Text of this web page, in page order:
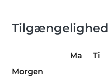
Tilgængelighed
Ma Ti
Morgen